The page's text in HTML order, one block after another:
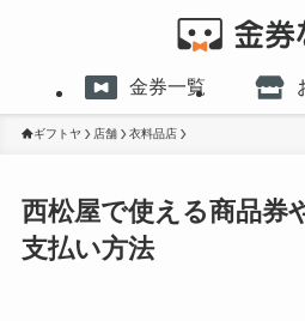
金券一覧
ギフトヤ 店舗 衣料品店
西松屋で使える商品券
支払い方法